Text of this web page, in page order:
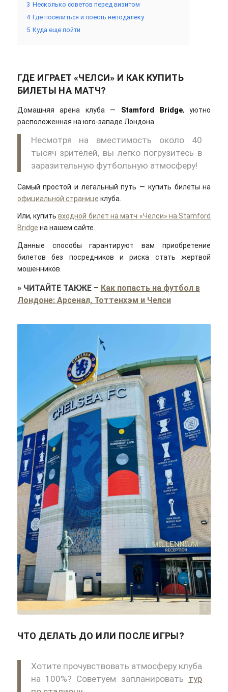
3 Несколько советов перед визитом
4 Где поселиться и поесть неподалеку
5 Куда еще пойти
ГДЕ ИГРАЕТ «ЧЕЛСИ» И КАК КУПИТЬ
БИЛЕТЫ НА МАТЧ?
Домашняя арена клуба — Stamford Bridge, уютно
расположенная на юго-западе Лондона.
Несмотря на вместимость около 40
тысяч зрителей, вы легко погрузитесь в
заразительную футбольную атмосферу!
Самый простой и легальный путь — купить билеты на
официальной странице клуба.
Или, купитьвходной билет на матч «Челси» на Stamford
Bridge на нашем сайте.
Данные способы гарантируют вам приобретение
билетов без посредников и риска стать жертвой
мошенников.
» ЧИТАЙТЕ ТАКЖЕ– Как попасть на футбол в
Лондоне: Арсенал, Тоттенхэм и Челси
ЧТО ДЕЛАТЬ ДО ИЛИ ПОСЛЕ ИГРЫ?
Хотите прочувствовать атмосферу клуба
на 100%? Советуем запланировать тур